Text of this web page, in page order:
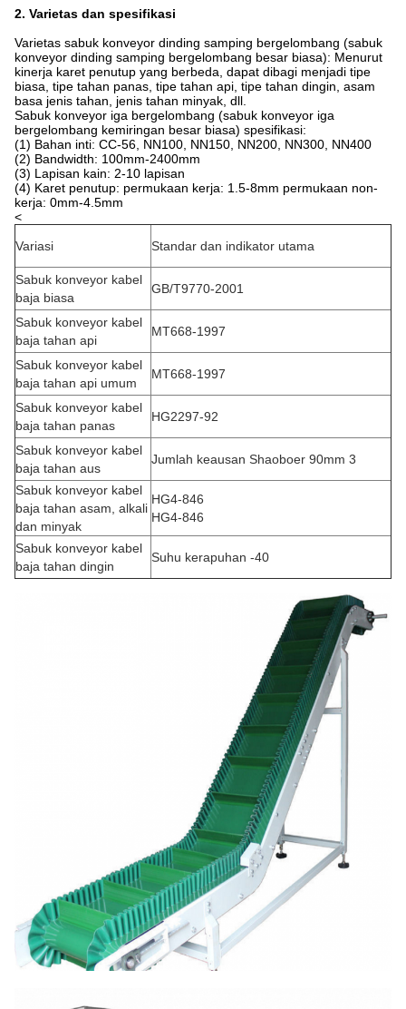
2. Varietas dan spesifikasi
Varietas sabuk konveyor dinding samping bergelombang (sabuk
konveyor dinding samping bergelombang besar biasa): Menurut
kinerja karet penutup yang berbeda, dapat dibagi menjadi tipe
biasa, tipe tahan panas, tipe tahan api, tipe tahan dingin, asam
basa jenis tahan, jenis tahan minyak, dll.
Sabuk konveyor iga bergelombang (sabuk konveyor iga
bergelombang kemiringan besar biasa) spesifikasi:
(1) Bahan inti: CC-56, NN100, NN150, NN200, NN300, NN400
(2) Bandwidth: 100mm-2400mm
(3) Lapisan kain: 2-10 lapisan
(4) Karet penutup: permukaan kerja: 1.5-8mm permukaan non-
kerja: 0mm-4.5mm
<
Variasi
Standar dan indikator utama
Sabuk konveyor kabel
baja biasa
GB/T9770-2001
Sabuk konveyor kabel
baja tahan api
MT668-1997
Sabuk konveyor kabel
baja tahan api umum
MT668-1997
Sabuk konveyor kabel
baja tahan panas
HG2297-92
Sabuk konveyor kabel
baja tahan aus
Jumlah keausan Shaoboer 90mm 3
Sabuk konveyor kabel
baja tahan asam, alkali
dan minyak
HG4-846
HG4-846
Sabuk konveyor kabel
baja tahan dingin
Suhu kerapuhan -40